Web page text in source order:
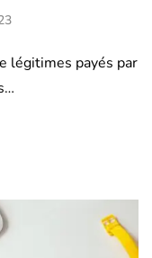
légitimes payés par